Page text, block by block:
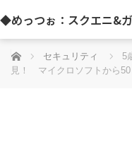
◆めっつぉ：スクエニ&
ホーム セキュリティ
5
見！ マイクロソフトから50